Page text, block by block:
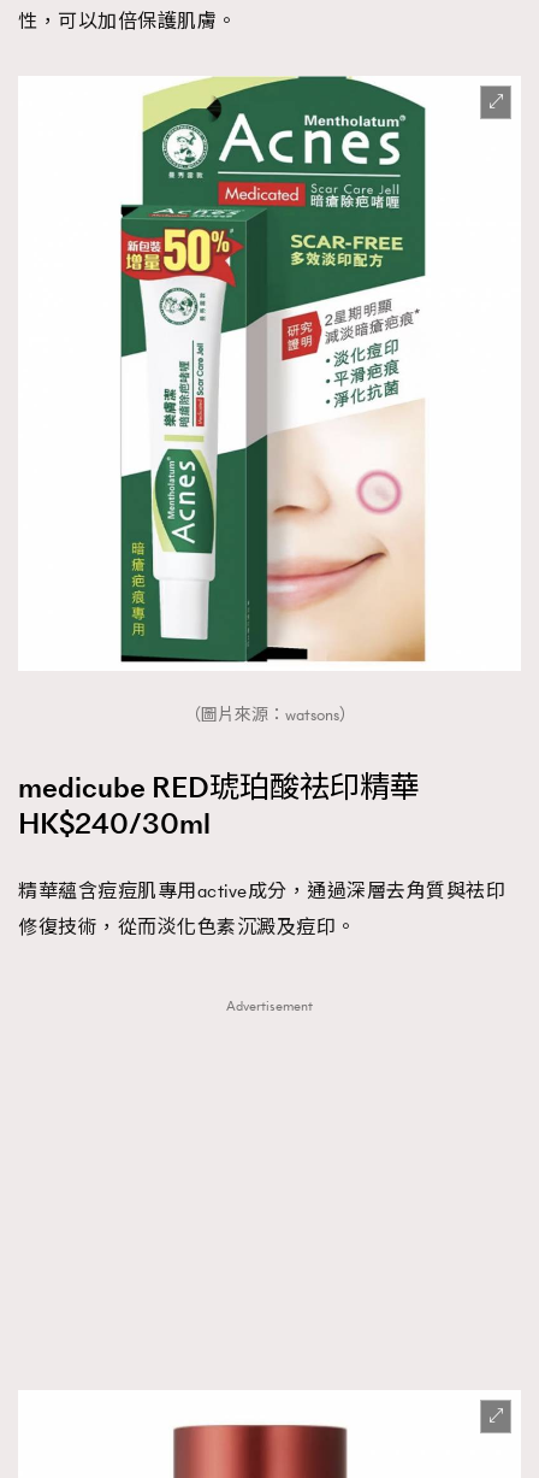
性，可以加倍保護肌膚。
（圖片來源：watsons）
medicube RED琥珀酸祛印精華
HK$240/30ml
精華蘊含痘痘肌專用active成分，通過深層去角質與祛印
修復技術，從而淡化色素沉澱及痘印。
Advertisement